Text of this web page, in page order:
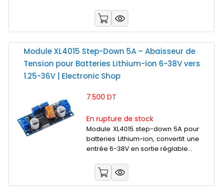
Module XL4015 Step-Down 5A – Abaisseur de
Tension pour Batteries Lithium-ion 6-38V vers
1.25-36V | Electronic Shop
7.500 DT
En rupture de stock
Module XL4015 step-down 5A pour
batteries Lithium-ion, convertit une
entrée 6-38V en sortie réglable...